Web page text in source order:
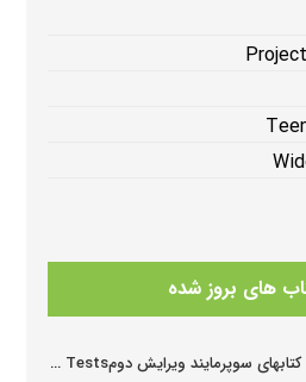
های بروز شده
دانلود سوالات کتابهای سوپرمایند ویرایش دومSuper Mind Tests